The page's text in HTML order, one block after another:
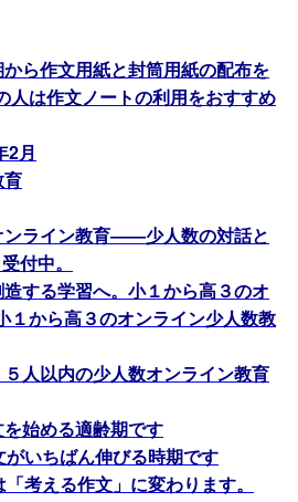
ら作文用紙と封筒用紙の配布を
は作文ノートの利用をおすすめ
2月
ンライン教育――少人数の対話と
付中。
する学習へ。小１から高３のオ
１から高３のオンライン少人数教
人以内の少人数オンライン教育
始める適齢期です
いちばん伸びる時期です
考える作文」に変わります。